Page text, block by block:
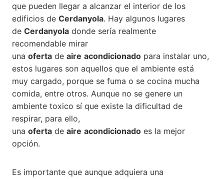
que pueden llegar a alcanzar el interior de los
edificios de Cerdanyola. Hay algunos lugares
de Cerdanyola donde sería realmente
recomendable mirar
una oferta de aire acondicionado para instalar uno,
estos lugares son aquellos que el ambiente está
muy cargado, porque se fuma o se cocina mucha
comida, entre otros. Aunque no se genere un
ambiente toxico sí que existe la dificultad de
respirar, para ello,
una oferta de aire acondicionado es la mejor
opción.
Es importante que aunque adquiera una